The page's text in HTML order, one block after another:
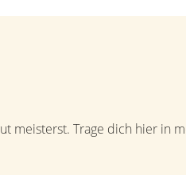
meisterst. Trage dich hier in